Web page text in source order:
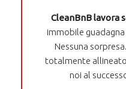
CleanBnB lavora
immobile
Nessuna
totalmente
noi al